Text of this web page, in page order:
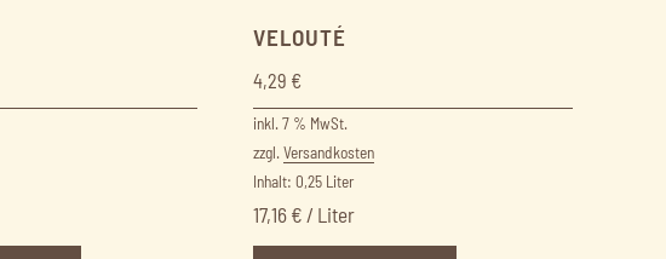
VELOUTÉ
4,29 €
inkl. 7 % MwSt.
zzgl.Versandkosten
Inhalt: 0,25 Liter
17,16 € / Liter